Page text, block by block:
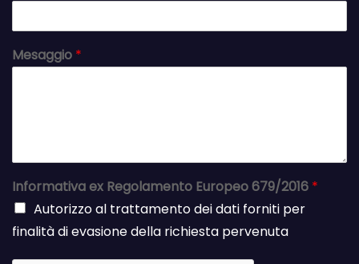
Mesaggio *
Informativa ex Regolamento Europeo 679/2016 *
Autorizzo al trattamento dei dati forniti per
finalità di evasione della richiesta pervenuta